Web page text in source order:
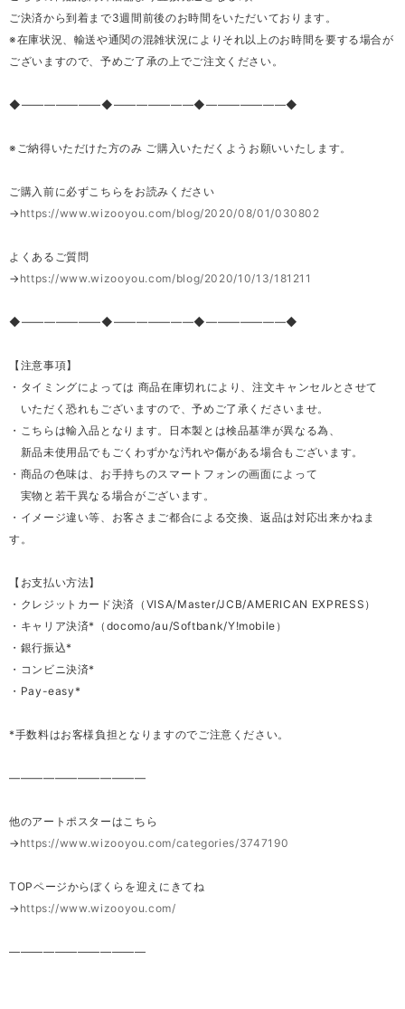
ご決済から到着まで3週間前後のお時間をいただいております。
※在庫状況、輸送や通関の混雑状況によりそれ以上のお時間を要する場合が
ございますので、予めご了承の上でご注文ください。
◆―――――――◆―――――――◆―――――――◆
※ご納得いただけた方のみ ご購入いただくようお願いいたします。
ご購入前に必ずこちらをお読みください
→ https://www.wizooyou.com/blog/2020/08/01/030802
よくあるご質問
→ https://www.wizooyou.com/blog/2020/10/13/181211
◆―――――――◆―――――――◆―――――――◆
【注意事項】
・タイミングによっては 商品在庫切れにより、注文キャンセルとさせて
いただく恐れもございますので、予めご了承くださいませ。
・こちらは輸入品となります。日本製とは検品基準が異なる為、
新品未使用品でもごくわずかな汚れや傷がある場合もございます。
・商品の色味は、お手持ちのスマートフォンの画面によって
実物と若干異なる場合がございます。
・イメージ違い等、お客さまご都合による交換、返品は対応出来かねま
す。
【お支払い方法】
・クレジットカード決済（VISA/Master/JCB/AMERICAN EXPRESS）
・キャリア決済*（docomo/au/Softbank/Y!mobile）
・銀行振込*
・コンビニ決済*
・Pay-easy*
*手数料はお客様負担となりますのでご注意ください。
————————————
他のアートポスターはこちら
→ https://www.wizooyou.com/categories/3747190
TOPページからぼくらを迎えにきてね
→ https://www.wizooyou.com/
————————————